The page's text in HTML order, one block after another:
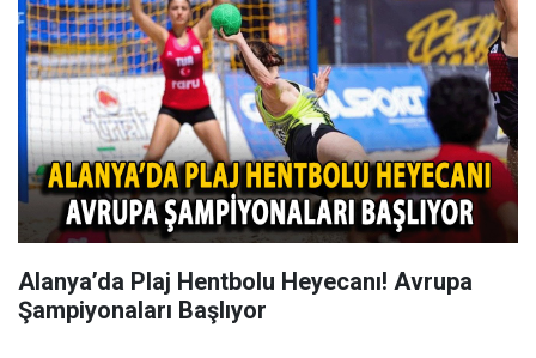
Alanya’da Plaj Hentbolu Heyecanı! Avrupa
Şampiyonaları Başlıyor